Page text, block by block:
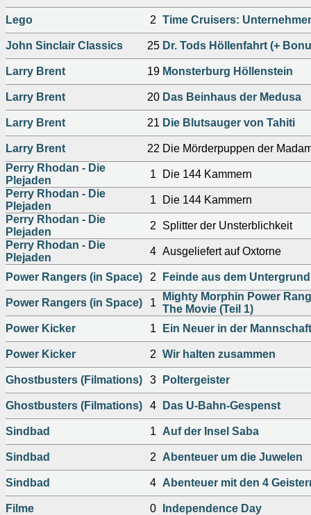
Lego 2 Time Cruisers:
John Sinclair Classics 25 Dr. Tods Höllenfahrt (+
Larry Brent 19 Monsterburg Höllenstein
Larry Brent 20 Das Beinhaus der Medusa
Larry Brent 21 Die Blutsauger von Tahiti
Larry Brent 22 Die Mörderpuppen der
Perry Rhodan - Die
Plejaden
1
Die 144 Kammern
Perry Rhodan - Die
Plejaden
1
Die 144 Kammern
Perry Rhodan - Die
Plejaden
2
Splitter der Unsterblichkeit
Perry Rhodan - Die
Plejaden
4 Ausgeliefert auf Oxtorne
Power Rangers (in Space) 2 Feinde aus dem Untergrund
Power Rangers (in Space) 1
Mighty Morphin Power
The Movie (Teil 1)
Power Kicker
1 Ein Neuer in der Mannschaft
Power Kicker 2 Wir halten zusammen
Ghostbusters (Filmations) 3 Poltergeister
Ghostbusters (Filmations) 4 Das U-Bahn-Gespenst
Sindbad 1 Auf der Insel Saba
Sindbad 2 Abenteuer um die Juwelen
Sindbad 4 Abenteuer mit den 4
Filme 0
Independence Day